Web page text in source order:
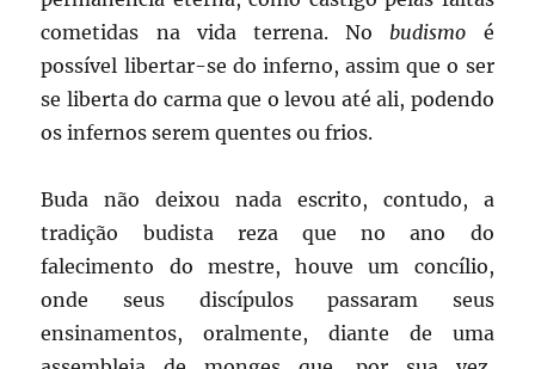
cometidas na vida terrena. No budismo é
possível libertar-se do inferno, assim que o ser
se liberta do carma que o levou até ali, podendo
os infernos serem quentes ou frios.
Buda não deixou nada escrito, contudo, a
tradição budista reza que no ano do
falecimento do mestre, houve um concílio,
onde seus discípulos passaram seus
ensinamentos, oralmente, diante de uma